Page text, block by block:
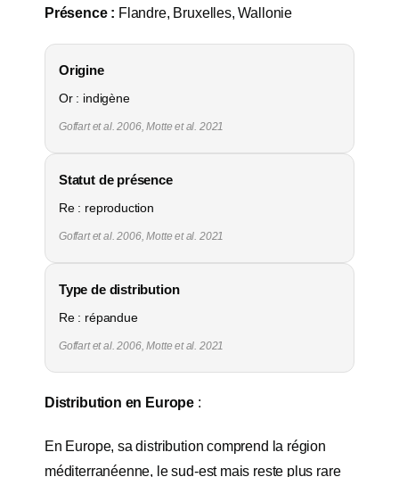
Présence : Flandre, Bruxelles, Wallonie
Origine
Or : indigène
Goffart et al. 2006, Motte et al. 2021
Statut de présence
Re : reproduction
Goffart et al. 2006, Motte et al. 2021
Type de distribution
Re : répandue
Goffart et al. 2006, Motte et al. 2021
Distribution en Europe :
En Europe, sa distribution comprend la région
méditerranéenne, le sud-est mais reste plus rare